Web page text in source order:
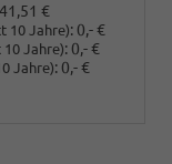
€
10 Jahre): 0,- €
Jahre): 0,- €
Jahre): 0,- €